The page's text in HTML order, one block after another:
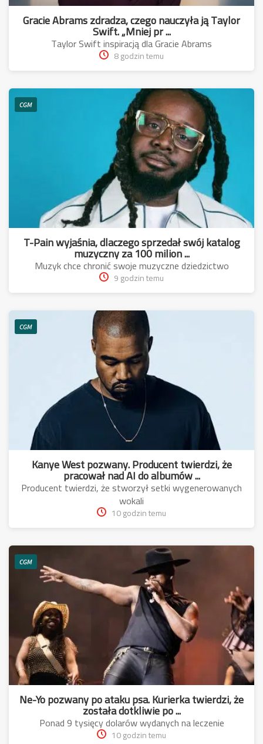
Gracie Abrams zdradza, czego nauczyła ją Taylor
Swift. „Mniej pr ...
Taylor Swift inspiracją dla Gracie Abrams
8 godzin temu
CGM
T-Pain wyjaśnia, dlaczego sprzedał swój katalog
muzyczny za 100 milion ...
Muzyk chce chronić swoje muzyczne dziedzictwo
9 godzin temu
CGM
Kanye West pozwany. Producent twierdzi, że
pracował nad AI do albumów ...
Producent twierdzi, że stworzył setki wygenerowanych
wokali
10 godzin temu
CGM
Ne-Yo pozwany po ataku psa. Kurierka twierdzi, że
została dotkliwie po ...
Ponad 9 tysięcy dolarów wydanych na leczenie
10 godzin temu